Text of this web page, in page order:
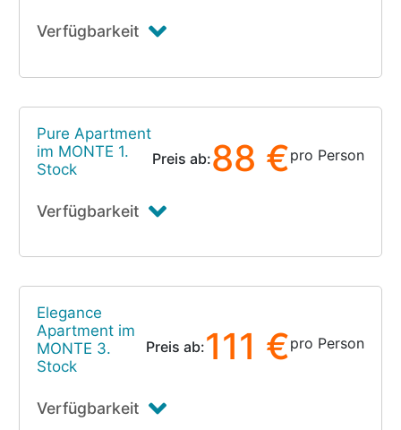
Verfügbarkeit
Pure Apartment
im MONTE 1.
Stock
Preis ab:88 €pro Person
Verfügbarkeit
Elegance
Apartment im
MONTE 3.
Stock
Preis ab:111 €pro Person
Verfügbarkeit